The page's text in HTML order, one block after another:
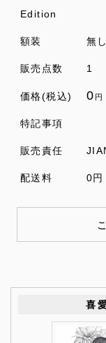
Edition
額装 無し
販売点数 1
価格(税込) 0 円
特記事項
販売責任
配送料 0円
喜